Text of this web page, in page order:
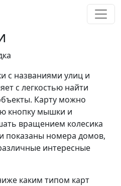
с названиями улиц и
с легкостью найти
Карту можно
кнопку мышки и
вращением колесика
показаны номера домов,
интересные
каким типом карт